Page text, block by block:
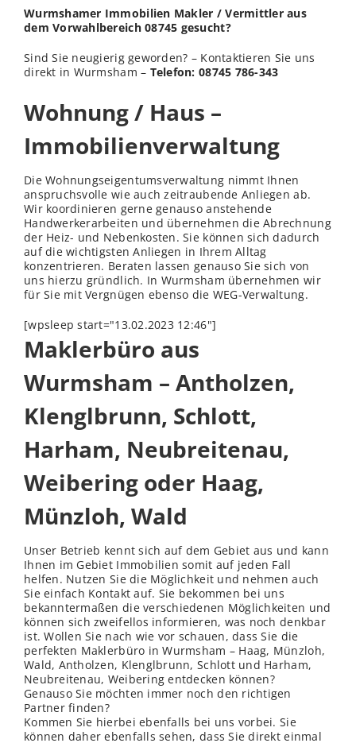
Wurmshamer Immobilien Makler / Vermittler aus
dem Vorwahlbereich 08745 gesucht?
Sind Sie neugierig geworden? – Kontaktieren Sie uns
direkt in Wurmsham – Telefon: 08745 786-343
Wohnung / Haus –
Immobilienverwaltung
Die Wohnungseigentumsverwaltung nimmt Ihnen
anspruchsvolle wie auch zeitraubende Anliegen ab.
Wir koordinieren gerne genauso anstehende
Handwerkerarbeiten und übernehmen die Abrechnung
der Heiz- und Nebenkosten. Sie können sich dadurch
auf die wichtigsten Anliegen in Ihrem Alltag
konzentrieren. Beraten lassen genauso Sie sich von
uns hierzu gründlich. In Wurmsham übernehmen wir
für Sie mit Vergnügen ebenso die WEG-Verwaltung.
[wpsleep start="13.02.2023 12:46"]
Maklerbüro aus
Wurmsham – Antholzen,
Klenglbrunn, Schlott,
Harham, Neubreitenau,
Weibering oder Haag,
Münzloh, Wald
Unser Betrieb kennt sich auf dem Gebiet aus und kann
Ihnen im Gebiet Immobilien somit auf jeden Fall
helfen. Nutzen Sie die Möglichkeit und nehmen auch
Sie einfach Kontakt auf. Sie bekommen bei uns
bekanntermaßen die verschiedenen Möglichkeiten und
können sich zweifellos informieren, was noch denkbar
ist. Wollen Sie nach wie vor schauen, dass Sie die
perfekten Maklerbüro in Wurmsham – Haag, Münzloh,
Wald, Antholzen, Klenglbrunn, Schlott und Harham,
Neubreitenau, Weibering entdecken können?
Genauso Sie möchten immer noch den richtigen
Partner finden?
Kommen Sie hierbei ebenfalls bei uns vorbei. Sie
können daher ebenfalls sehen, dass Sie direkt einmal